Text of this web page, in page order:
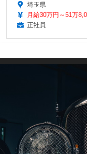
埼玉県
月給30万円～51万
正社員